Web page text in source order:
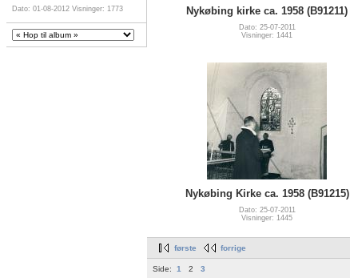
Dato: 01-08-2012 Visninger: 1773 Nykøbing kirke ca. 1958 (B91211)
Dato: 25-07-2011
Visninger: 1441
Nykøbing Kirke ca. 1958 (B91215)
Dato: 25-07-2011
Visninger: 1445
første forrige
Side: 1 2 3